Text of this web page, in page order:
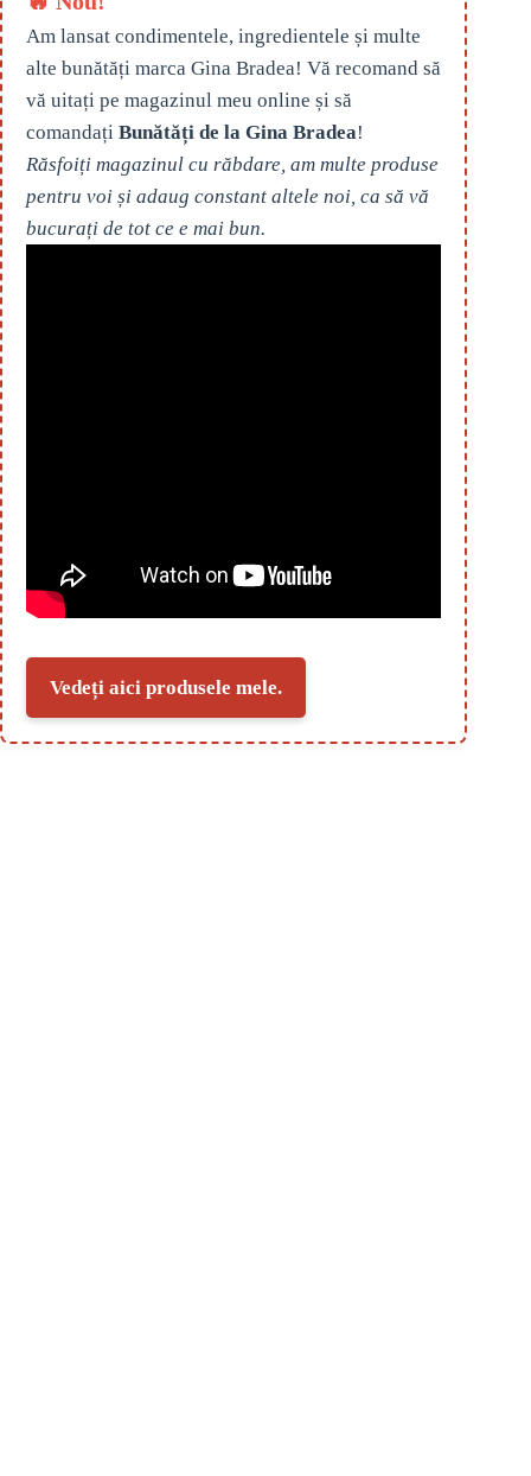
Am lansat condimentele, ingredientele și multe
alte bunătăți marca Gina Bradea! Vă recomand să
vă uitați pe magazinul meu online și să
comandați Bunătăți de la Gina Bradea!
Răsfoiți magazinul cu răbdare, am multe produse
pentru voi și adaug constant altele noi, ca să vă
bucurați de tot ce e mai bun.
Vedeți aici produsele mele.